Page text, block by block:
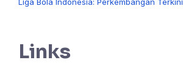
Links